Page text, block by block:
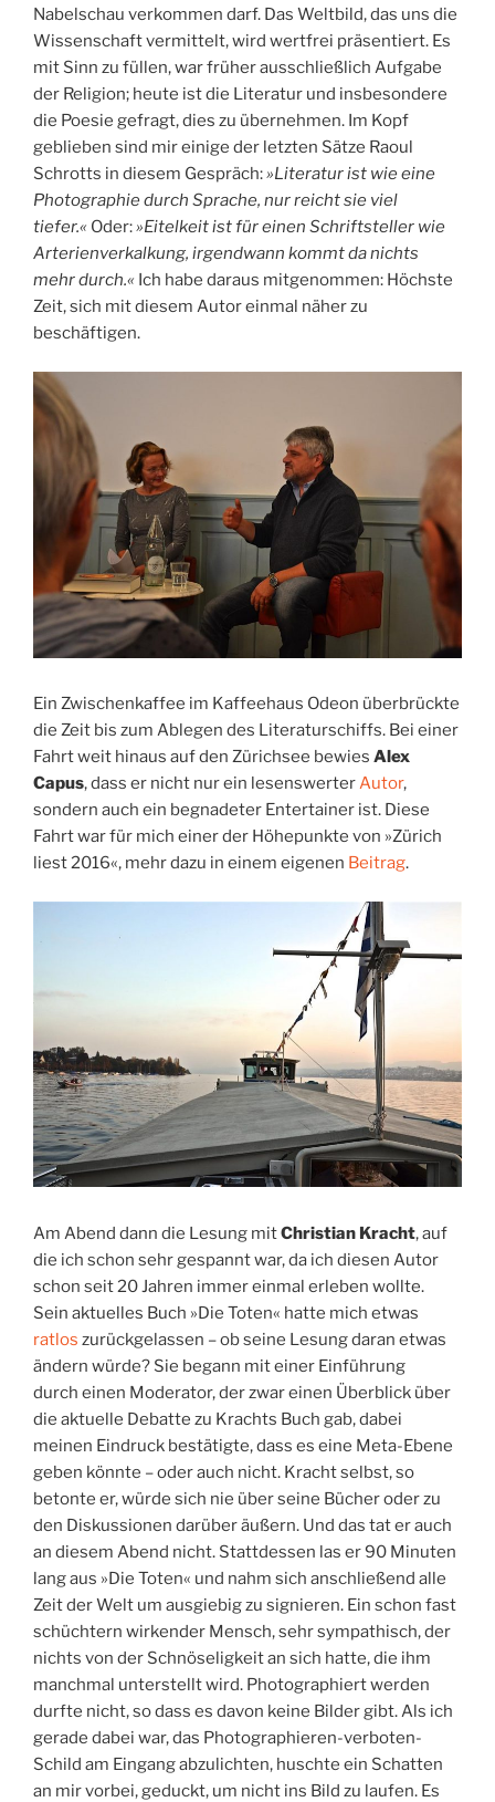
Nabelschau verkommen darf. Das Weltbild, das uns die
Wissenschaft vermittelt, wird wertfrei präsentiert. Es
mit Sinn zu füllen, war früher ausschließlich Aufgabe
der Religion; heute ist die Literatur und insbesondere
die Poesie gefragt, dies zu übernehmen. Im Kopf
geblieben sind mir einige der letzten Sätze Raoul
Schrotts in diesem Gespräch:»Literatur ist wie eine
Photographie durch Sprache, nur reicht sie viel
tiefer.« Oder:»Eitelkeit ist für einen Schriftsteller wie
Arterienverkalkung, irgendwann kommt da nichts
mehr durch.« Ich habe daraus mitgenommen: Höchste
Zeit, sich mit diesem Autor einmal näher zu
beschäftigen.
Ein Zwischenkaffee im Kaffeehaus Odeon überbrückte
die Zeit bis zum Ablegen des Literaturschiffs. Bei einer
Fahrt weit hinaus auf den Zürichsee bewies Alex
Capus, dass er nicht nur ein lesenswerterAutor,
sondern auch ein begnadeter Entertainer ist. Diese
Fahrt war für mich einer der Höhepunkte von »Zürich
liest 2016«, mehr dazu in einem eigenen Beitrag.
Am Abend dann die Lesung mitChristian Kracht, auf
die ich schon sehr gespannt war, da ich diesen Autor
schon seit 20 Jahren immer einmal erleben wollte.
Sein aktuelles Buch »Die Toten« hatte mich etwas
ratlos zurückgelassen – ob seine Lesung daran etwas
ändern würde? Sie begann mit einer Einführung
durch einen Moderator, der zwar einen Überblick über
die aktuelle Debatte zu Krachts Buch gab, dabei
meinen Eindruck bestätigte, dass es eine Meta-Ebene
geben könnte – oder auch nicht. Kracht selbst, so
betonte er, würde sich nie über seine Bücher oder zu
den Diskussionen darüber äußern. Und das tat er auch
an diesem Abend nicht. Stattdessen las er90 Minuten
lang aus »Die Toten« und nahm sich anschließend alle
Zeit der Welt um ausgiebig zu signieren. Ein schon fast
schüchtern wirkender Mensch, sehr sympathisch, der
nichts von der Schnöseligkeit an sich hatte, die ihm
manchmal unterstellt wird. Photographiert werden
durfte nicht, so dass es davon keine Bilder gibt. Als ich
gerade dabei war, das Photographieren-verboten-
Schild am Eingang abzulichten, huschte ein Schatten
an mir vorbei, geduckt, um nicht ins Bild zu laufen. Es